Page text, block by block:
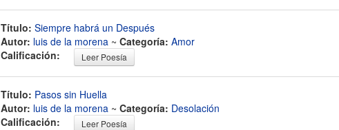
Título: Siempre habrá un Después
Autor: luis de la morena ~ Categoría: Amor
Calificación:
Leer Poesía
Título: Pasos sin Huella
Autor: luis de la morena ~ Categoría: Desolación
Calificación:
Leer Poesía